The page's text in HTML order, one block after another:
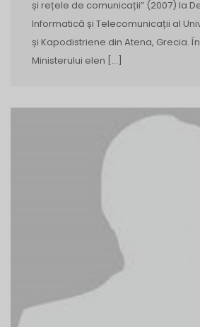
și rețele de comunicații” (2007) la
Informatică și Telecomunicații al
și Kapodistriene din Atena, Grecia.
Ministerului elen […]